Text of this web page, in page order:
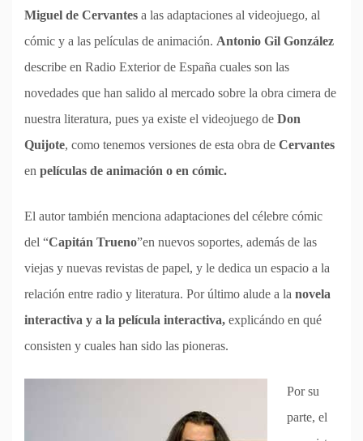
Miguel de Cervantes a las adaptaciones al videojuego, al
cómic y a las películas de animación. Antonio Gil González
describe en Radio Exterior de España cuales son las
novedades que han salido al mercado sobre la obra cimera de
nuestra literatura, pues ya existe el videojuego de Don
Quijote, como tenemos versiones de esta obra de Cervantes
en películas de animación o en cómic.
El autor también menciona adaptaciones del célebre cómic
del “Capitán Trueno”en nuevos soportes, además de las
viejas y nuevas revistas de papel, y le dedica un espacio a la
relación entre radio y literatura. Por último alude a la novela
interactiva y a la película interactiva, explicándo en qué
consisten y cuales han sido las pioneras.
Por su
parte, el